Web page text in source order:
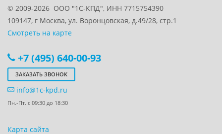
© 2009-2026 ООО "1С-КПД", ИНН 7715754390
109147, г Москва, ул. Воронцовская, д.49/28, стр.1
Смотреть на карте
+7 (495) 640-00-93
ЗАКАЗАТЬ ЗВОНОК
info@1c-kpd.ru
Пн.-Пт. с 09:30 до 18:30
Карта сайта